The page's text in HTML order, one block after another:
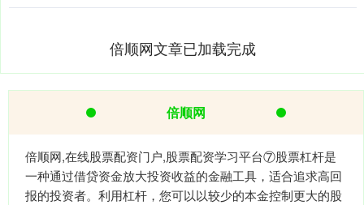
倍顺网文章已加载完成
倍顺网
倍顺网,在线股票配资门户,股票配资学习平台⑦股票杠杆是
一种通过借贷资金放大投资收益的金融工具，适合追求高回
报的投资者。利用杠杆，您可以以较少的本金控制更大的股